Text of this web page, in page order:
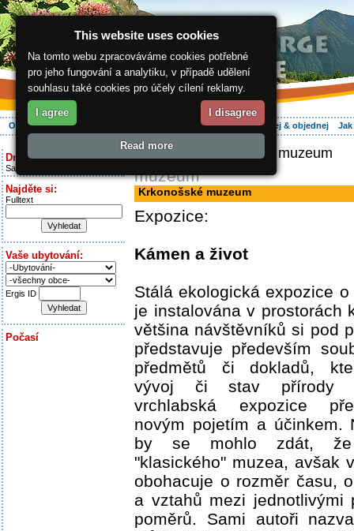
O regionu Aktivně Ubytování Hledej & objednej
Dnes je:
Saturday 8.08.2026
Najděte si:
Fulltext
Vaše ubytování:
Ergis ID
Počasí
ergis.cz > Krkonošské muzeum
muzeum
Krkonošské muzeum
Expozice:
Kámen a život
Stálá ekologická expozice
je instalována v prostorách
většina návštěvníků si pod
představuje především
předmětů či dokladů,
vývoj či stav přírody
vrchlabská expozice
novým pojetím a účinkem.
by se mohlo zdát,
"klasického" muzea, avšak
obohacuje o rozměr času,
a vztahů mezi jednotlivými
poměrů. Sami autoři
This website uses cookies
Na tomto webu zpracováváme cookies potřebné
pro jeho fungování a analytiku, v případě udělení
souhlasu také cookies pro účely cílení reklamy.
I agree I disagree
Read more